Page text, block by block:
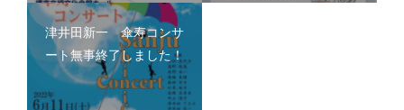
津井田新一 傘寿コンサ
ート無事終了しました！